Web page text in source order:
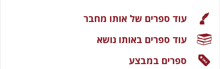
עוד ספרים של אותו מחבר
עוד ספרים באותו נושא
ספרים במבצע